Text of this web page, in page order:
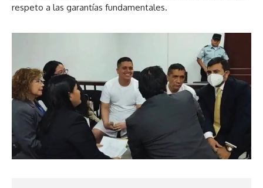
respeto a las garantías fundamentales.